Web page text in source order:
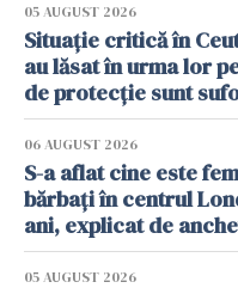
05 AUGUST 2026
Situație critică în
au lăsat în urma lor
de protecție sunt
06 AUGUST 2026
S-a aflat cine este
bărbați în centrul
ani, explicat de
05 AUGUST 2026